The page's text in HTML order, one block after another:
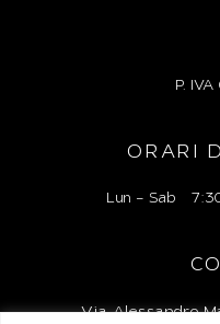
P. IVA
ORARI
Lun – Sab
Via Alessandro